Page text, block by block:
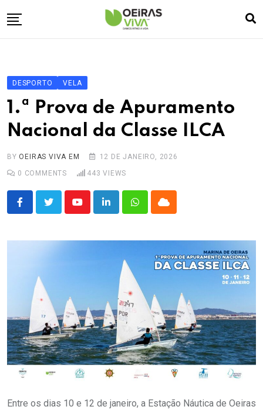
to
Oeiras Marina⚓
Cultura 🎭
Turismo✈️
Atividades 💬
DESPORTO VELA
1.ª Prova de Apuramento
Nacional da Classe ILCA
BY OEIRAS VIVA EM
12 DE JANEIRO, 2026
0 COMMENTS 443 VIEWS
YoutubeLinkedInWhatsappCloud
Entre os dias 10 e 12 de janeiro, a Estação Náutica de Oeiras